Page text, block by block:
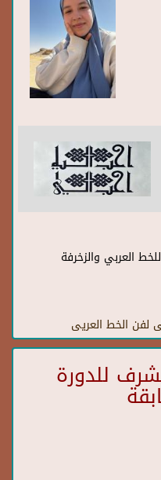
العربي والزخرفة
لفن الخط العريى
للدورة